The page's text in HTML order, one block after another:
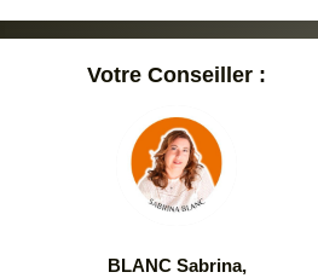
Votre Conseiller :
BLANC Sabrina,